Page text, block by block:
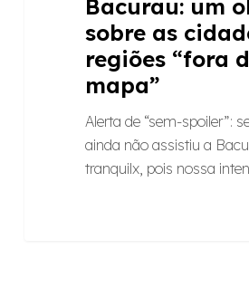
Bacurau: um
sobre as
regiões “fora
mapa”
Alerta de “sem-spoiler”:
ainda não assistiu a
tranquilx, pois nossa